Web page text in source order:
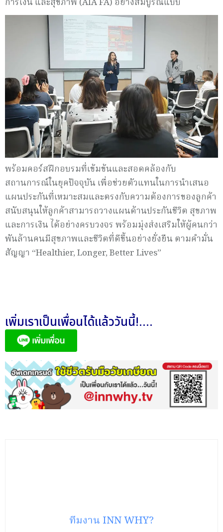
การเงิน และสุขภาพ (AIA FA) อย่างสมบูรณ์แบบ
พร้อมคอร์สฝึกอบรมที่เข้มข้นและสอดคล้องกับ
สถานการณ์ในยุคปัจจุบัน เพื่อช่วยตัวแทนในการนำเสนอ
แผนประกันที่เหมาะสมและตรงกับความต้องการของลูกค้า
สนับสนุนให้ลูกค้าสามารถวางแผนด้านประกันชีวิต สุขภาพ
และการเงิน ได้อย่างครบวงจร พร้อมมุ่งส่งเสริมให้ผู้คนกว่า
พันล้านคนมีสุขภาพและชีวิตที่ดีขึ้นอย่างยั่งยืน ตามคำมั่น
สัญญา “Healthier, Longer, Better Lives”
เพิ่มเราเป็นเพื่อนได้แล้ววันนี้!....
ทีมงาน INN WHY?